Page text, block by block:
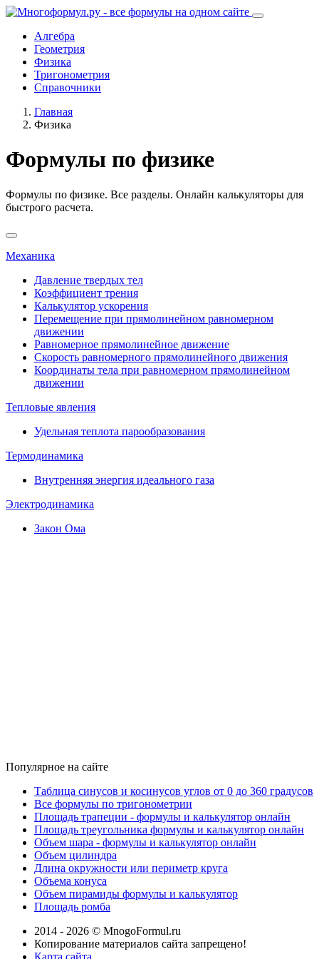
Алгебра
Геометрия
Физика
Тригонометрия
Справочники
Главная
Физика
Формулы по физике
Формулы по физике. Все разделы. Онлайн калькуляторы для
быстрого расчета.
Механика
Давление твердых тел
Коэффициент трения
Калькулятор ускорения
Перемещение при прямолинейном равномерном
движении
Равномерное прямолинейное движение
Скорость равномерного прямолинейного движения
Координаты тела при равномерном прямолинейном
движении
Тепловые явления
Удельная теплота парообразования
Термодинамика
Внутренняя энергия идеального газа
Электродинамика
Закон Ома
Популярное на сайте
Таблица синусов и косинусов углов от 0 до 360 градусов
Все формулы по тригонометрии
Площадь трапеции - формулы и калькулятор онлайн
Площадь треугольника формулы и калькулятор онлайн
Объем шара - формулы и калькулятор онлайн
Объем цилиндра
Длина окружности или периметр круга
Объема конуса
Объем пирамиды формулы и калькулятор
Площадь ромба
2014 - 2026 © MnogoFormul.ru
Копирование материалов сайта запрещено!
Карта сайта